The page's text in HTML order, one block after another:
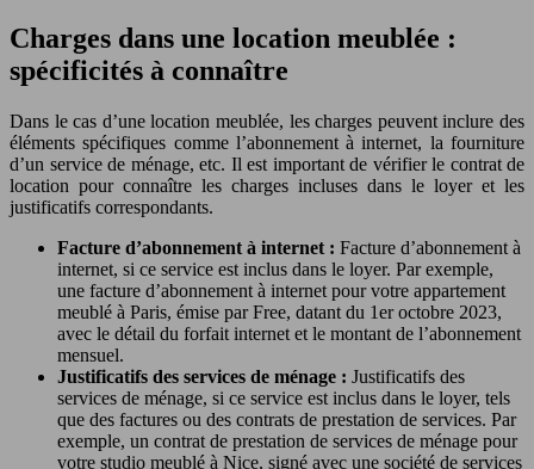
Charges dans une location meublée :
spécificités à connaître
Dans le cas d’une location meublée, les charges peuvent inclure des
éléments spécifiques comme l’abonnement à internet, la fourniture
d’un service de ménage, etc. Il est important de vérifier le contrat de
location pour connaître les charges incluses dans le loyer et les
justificatifs correspondants.
Facture d’abonnement à internet : Facture d’abonnement à
internet, si ce service est inclus dans le loyer. Par exemple,
une facture d’abonnement à internet pour votre appartement
meublé à Paris, émise par Free, datant du 1er octobre 2023,
avec le détail du forfait internet et le montant de l’abonnement
mensuel.
Justificatifs des services de ménage : Justificatifs des
services de ménage, si ce service est inclus dans le loyer, tels
que des factures ou des contrats de prestation de services. Par
exemple, un contrat de prestation de services de ménage pour
votre studio meublé à Nice, signé avec une société de services